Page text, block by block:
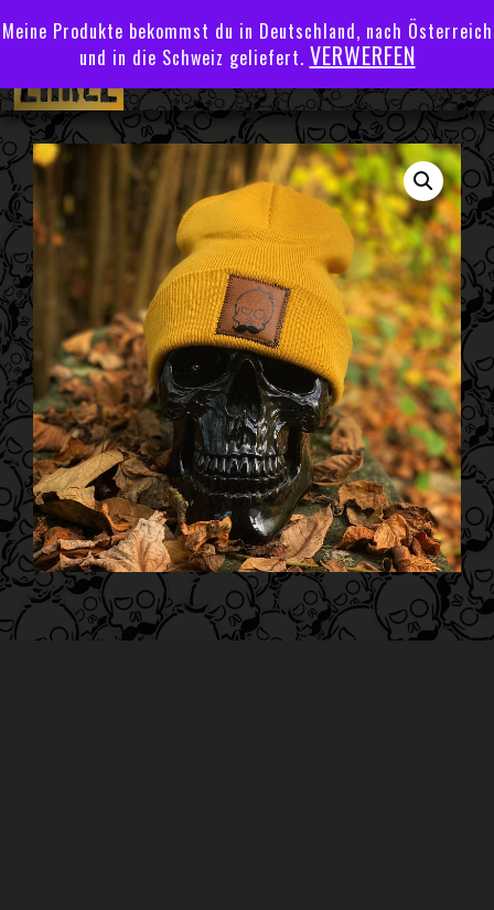
Meine Produkte bekommst du in Deutschland, nach Österreich
und in die Schweiz geliefert. VERWERFEN